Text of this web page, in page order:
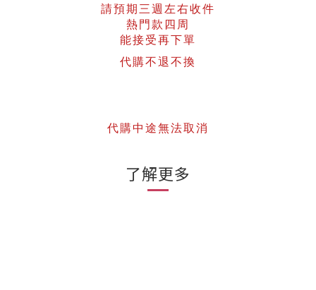
請預期三週左右收件
熱門款四周
能接受再下單
代購不退不換
代購中途無法取消
了解更多